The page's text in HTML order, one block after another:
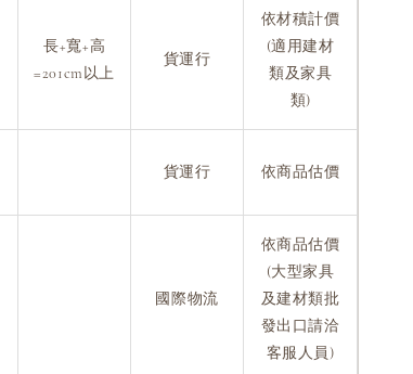
長+寬+高
=201cm以上
貨運行
依材積計價
(適用建材
類及家具
類)
貨運行 依商品估價
國際物流
依商品估價
(大型家具
及建材類批
發出口請洽
客服人員)